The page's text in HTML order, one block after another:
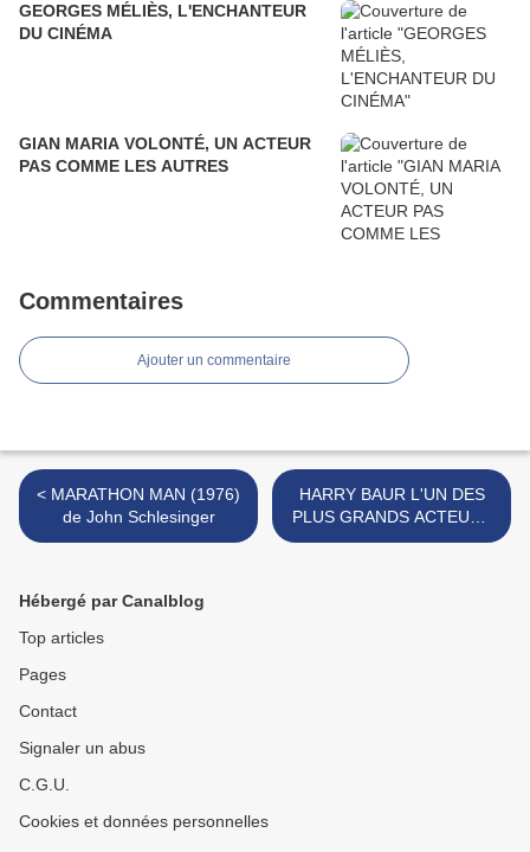
GEORGES MÉLIÈS, L'ENCHANTEUR
DU CINÉMA
GIAN MARIA VOLONTÉ, UN ACTEUR
PAS COMME LES AUTRES
Commentaires
Ajouter un commentaire
< MARATHON MAN (1976)
de John Schlesinger
HARRY BAUR L'UN DES
PLUS GRANDS ACTEURS
FRANCAIS >
Hébergé par Canalblog
Top articles
Pages
Contact
Signaler un abus
C.G.U.
Cookies et données personnelles